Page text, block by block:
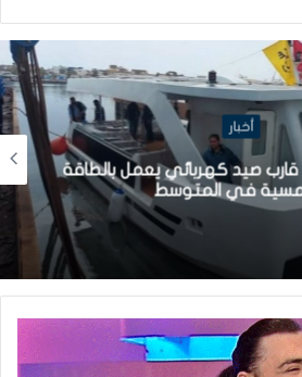
أخبار
صيد كهربائي يعمل بالطاقة
في المتوسط